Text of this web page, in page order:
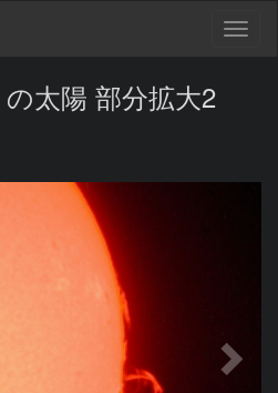
太陽 部分拡大2